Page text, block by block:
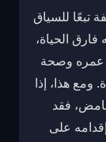
تبعًا للسياق
الحياة،
عمره وصحة
ومع هذا، إذا
فقد
على